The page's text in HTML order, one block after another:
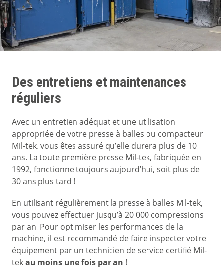
Des entretiens et maintenances
réguliers
Avec un entretien adéquat et une utilisation
appropriée de votre presse à balles ou compacteur
Mil-tek, vous êtes assuré qu’elle durera plus de 10
ans. La toute première presse Mil-tek, fabriquée en
1992, fonctionne toujours aujourd’hui, soit plus de
30 ans plus tard !
En utilisant régulièrement la presse à balles Mil-tek,
vous pouvez effectuer jusqu’à 20 000 compressions
par an. Pour optimiser les performances de la
machine, il est recommandé de faire inspecter votre
équipement par un technicien de service certifié Mil-
tekau moins une fois par an !